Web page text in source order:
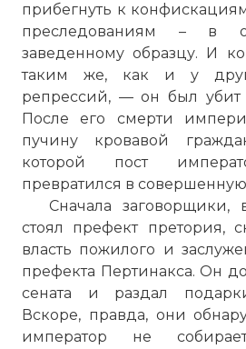
прибегнуть к
преследованиям – в
заведенному образцу. И
таким же, как и у
репрессий, — он был убит
После его смерти
пучину кровавой
которой пост
превратился в
Сначала заговорщики,
стоял префект претория,
власть пожилого и
префекта Пертинакса. Он
сената и раздал
Вскоре, правда, они
император не